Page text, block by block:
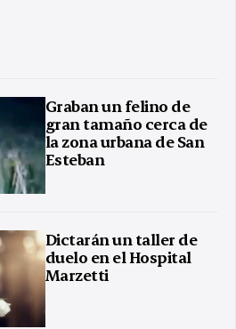
Graban un felino de
gran tamaño cerca de
la zona urbana de San
Esteban
Dictarán un taller de
duelo en el Hospital
Marzetti